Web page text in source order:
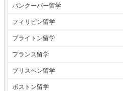
バンクーバー留学
フィリピン留学
ブライトン留学
フランス留学
ブリスベン留学
ボストン留学